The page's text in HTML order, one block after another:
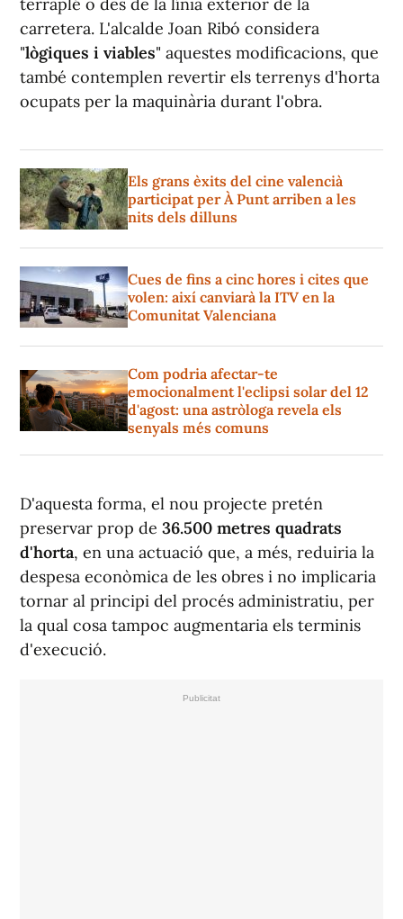
carretera. L'alcalde Joan Ribó considera
"lògiques i viables" aquestes modificacions, que
també contemplen revertir els terrenys d'horta
ocupats per la maquinària durant l'obra.
Els grans èxits del cine valencià
participat per À Punt arriben a les
nits dels dilluns
Cues de fins a cinc hores i cites que
volen: així canviarà la ITV en la
Comunitat Valenciana
Com podria afectar-te
emocionalment l'eclipsi solar del 12
d'agost: una astròloga revela els
senyals més comuns
D'aquesta forma, el nou projecte pretén
preservar prop de 36.500 metres quadrats
d'horta, en una actuació que, a més, reduiria la
despesa econòmica de les obres i no implicaria
tornar al principi del procés administratiu, per
la qual cosa tampoc augmentaria els terminis
d'execució.